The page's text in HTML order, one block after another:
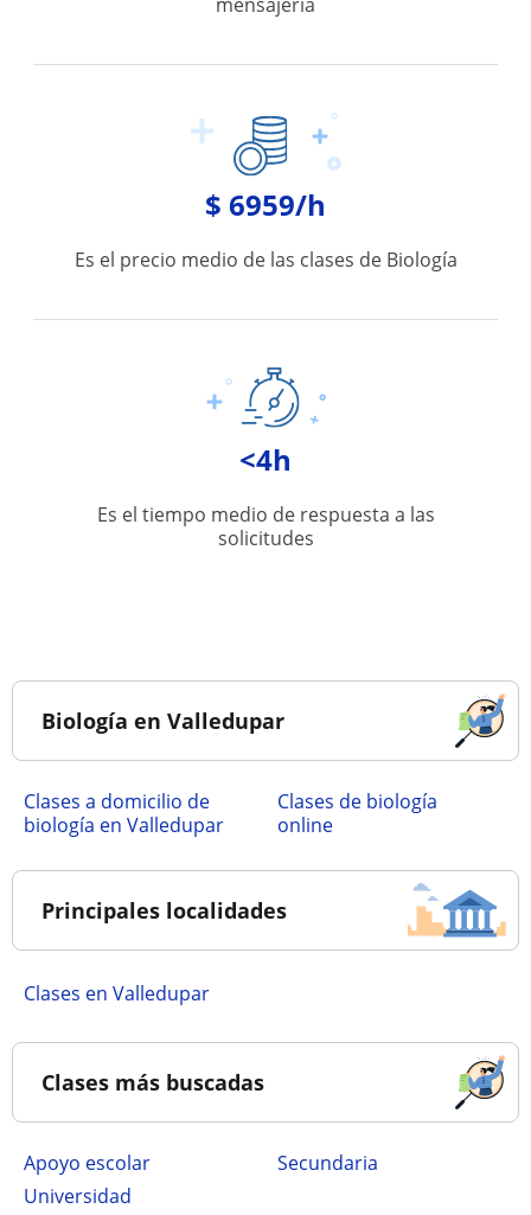
$ 6959/h
Es el precio medio de las clases de Biología
<4h
Es el tiempo medio de respuesta a las
solicitudes
Biología en Valledupar
Clases a domicilio de
biología en Valledupar
Clases de biología
online
Principales localidades
Clases en Valledupar
Clases más buscadas
Apoyo escolar
secundaria
Universidad